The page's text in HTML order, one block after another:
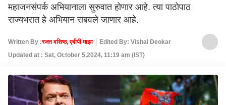
महाजनसंपर्क अभियानाला सुरुवात होणार आहे. त्या पाठोपाठ
राज्यभरात हे अभियान राबवले जाणार आहे.
Written By :रजत वशिष्ठ, एबीपी माझा
Edited By: Vishal Deokar
Updated at : Sat, October 5,2024, 11:19 am (IST)